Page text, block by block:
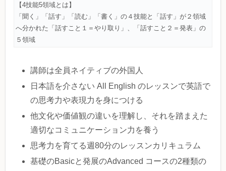
【4技能5領域とは】
「聞く」「話す」「読む」「書く」の４技能と「話す」が２領域
へ分かれた「話すこと１＝やり取り」、「話すこと２＝発表」の
５領域
講師は全員ネイティブの外国人
日本語を介さない All English のレッスンで英語で
の思考力や表現力を身につける
他文化や価値観の違いを理解し、それを踏まえた
適切なコミュニケーション力を養う
思考力を育てる週80分のレッスンカリキュラム
基礎のBasicと発展のAdvanced コースの2種類の